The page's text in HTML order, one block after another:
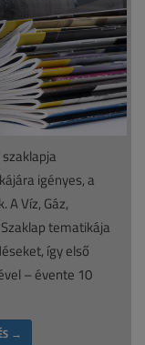
igényes, a
Víz, Gáz,
tematikája
így első
– évente 10
→